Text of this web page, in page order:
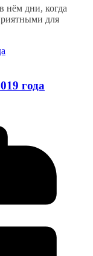
нём дни, когда
для
года